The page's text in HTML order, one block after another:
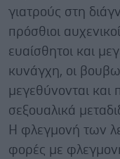
γιατρούς στη
πρόσθιοι
ευαίσθητοι και
κυνάγχη, οι
μεγεθύνονται και
σεξουαλικά
Η φλεγμονή των
φορές με